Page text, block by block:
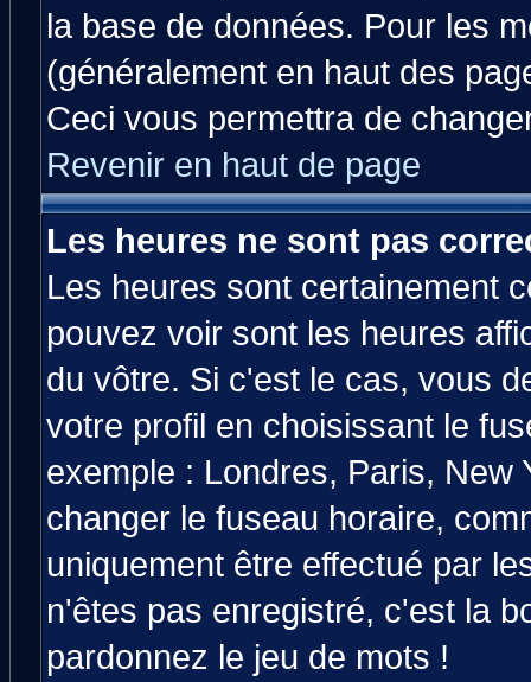
la base de données. Pour les
(généralement en haut des
Ceci vous permettra de
Revenir en haut de page
Les heures ne sont pas
Les heures sont certainement
pouvez voir sont les heures
du vôtre. Si c'est le cas, vous
votre profil en choisissant le
exemple : Londres, Paris, New
changer le fuseau horaire,
uniquement être effectué par
n'êtes pas enregistré, c'est la
pardonnez le jeu de mots !